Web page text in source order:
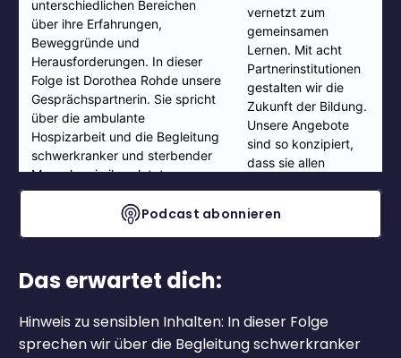
Podcast abonnieren
Das erwartet dich:
Hinweis zu sensiblen Inhalten: In dieser Folge
sprechen wir über die Begleitung schwerkranker